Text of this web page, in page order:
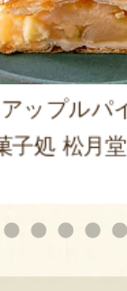
ップルパ
子処 松月